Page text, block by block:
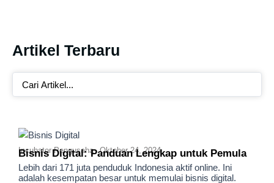
Artikel Terbaru
Incubator Pengusaha Oktober 24, 2024
Bisnis Digital: Panduan Lengkap untuk Pemula
Lebih dari 171 juta penduduk Indonesia aktif online. Ini
adalah kesempatan besar untuk memulai bisnis digital.